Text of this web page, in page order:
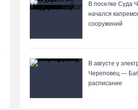
В поселке Суда
начался
сооружений
В августе у
Череповец —
расписание